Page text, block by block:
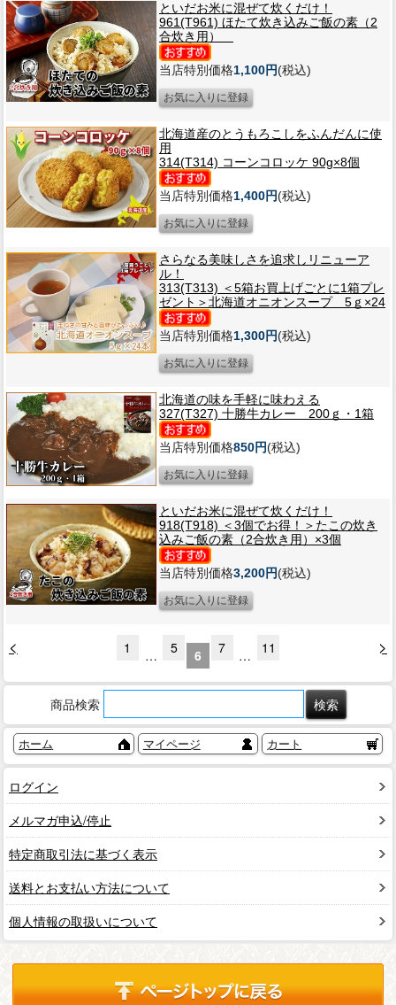
といだお米に混ぜて炊くだけ！
961(T961) ほたて炊き込みご飯の素（2
合炊き用）
当店特別価格1,100円(税込)
北海道産のとうもろこしをふんだんに使
用
314(T314) コーンコロッケ 90g×8個
当店特別価格1,400円(税込)
さらなる美味しさを追求しリニューア
ル！
313(T313) ＜5箱お買上げごとに1箱プレ
ゼント＞北海道オニオンスープ 5ｇ×24
当店特別価格1,300円(税込)
北海道の味を手軽に味わえる
327(T327) 十勝牛カレー 200ｇ・1箱
当店特別価格850円(税込)
といだお米に混ぜて炊くだけ！
918(T918) ＜3個でお得！＞たこの炊き
込みご飯の素（2合炊き用）×3個
当店特別価格3,200円(税込)
< >
1 … 5 6 7 … 11
商品検索
ホーム マイページ カート
ログイン
メルマガ申込/停止
特定商取引法に基づく表示
送料とお支払い方法について
個人情報の取扱いについて